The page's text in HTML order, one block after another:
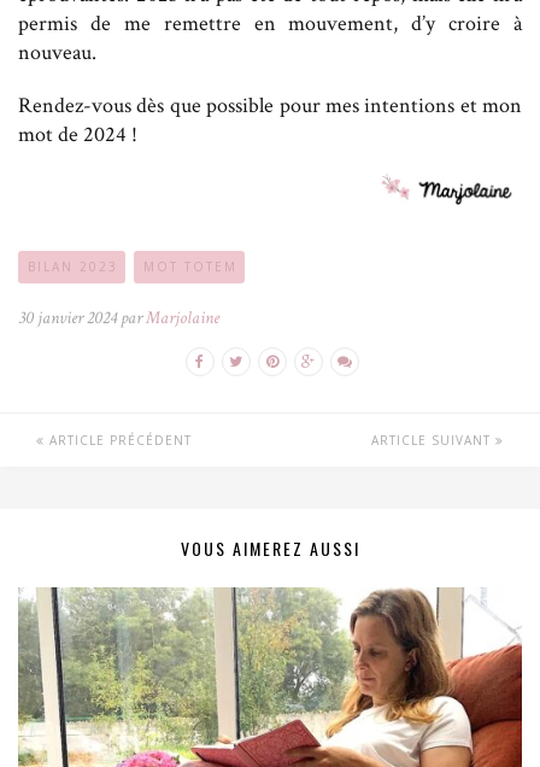
permis de me remettre en mouvement, d’y croire à
nouveau.
Rendez-vous dès que possible pour mes intentions et mon
mot de 2024 !
BILAN 2023 MOT TOTEM
30 janvier 2024 parMarjolaine
ARTICLE PRÉCÉDENT ARTICLE SUIVANT
VOUS AIMEREZ AUSSI